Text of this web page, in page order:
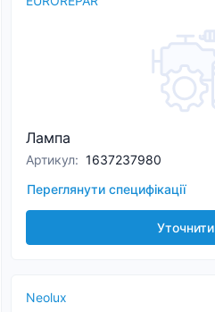
Лампа
Артикул: 1637237980
Переглянути специфікації
Уточнити
Neolux